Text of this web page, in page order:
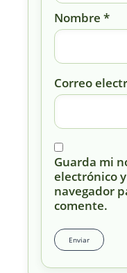
Nombre *
Correo
Guarda mi
electrónico
navegador
comente.